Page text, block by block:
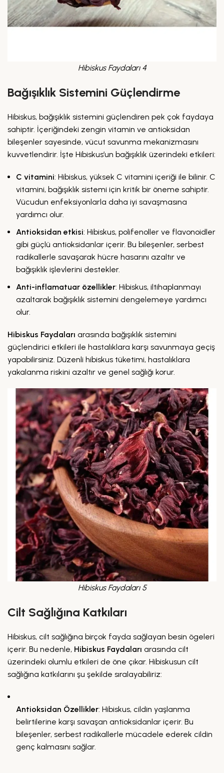
Hibiskus Faydaları 4
Bağışıklık Sistemini Güçlendirme
Hibiskus, bağışıklık sistemini güçlendiren pek çok faydaya
sahiptir. İçeriğindeki zengin vitamin ve antioksidan
bileşenler sayesinde, vücut savunma mekanizmasını
kuvvetlendirir. İşte Hibiskus’un bağışıklık üzerindeki etkileri:
C vitamini: Hibiskus, yüksek C vitamini içeriği ile bilinir. C
vitamini, bağışıklık sistemi için kritik bir öneme sahiptir.
Vücudun enfeksiyonlarla daha iyi savaşmasına
yardımcı olur.
Antioksidan etkisi: Hibiskus, polifenoller ve flavonoidler
gibi güçlü antioksidanlar içerir. Bu bileşenler, serbest
radikallerle savaşarak hücre hasarını azaltır ve
bağışıklık işlevlerini destekler.
Anti-inflamatuar özellikler: Hibiskus, iltihaplanmayı
azaltarak bağışıklık sistemini dengelemeye yardımcı
olur.
Hibiskus Faydaları arasında bağışıklık sistemini
güçlendirici etkileri ile hastalıklara karşı savunmaya geçiş
yapabilirsiniz. Düzenli hibiskus tüketimi, hastalıklara
yakalanma riskini azaltır ve genel sağlığı korur.
Hibiskus Faydaları 5
Cilt Sağlığına Katkıları
Hibiskus, cilt sağlığına birçok fayda sağlayan besin ögeleri
içerir. Bu nedenle, Hibiskus Faydaları arasında cilt
üzerindeki olumlu etkileri de öne çıkar. Hibiskusun cilt
sağlığına katkılarını şu şekilde sıralayabiliriz:
Antioksidan Özellikler: Hibiskus, cildin yaşlanma
belirtilerine karşı savaşan antioksidanlar içerir. Bu
bileşenler, serbest radikallerle mücadele ederek cildin
genç kalmasını sağlar.